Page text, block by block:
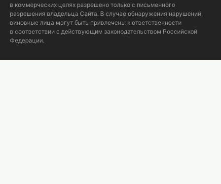
в коммерческих целях разрешено только с письменного
разрешения владельца Сайта. В случае обнаружения нарушений,
виновные лица могут быть привлечены к ответственности
в соответствии с действующим законодательством Российской
Федерации.